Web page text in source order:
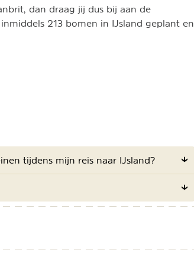
dan draag jij dus bij aan de
213 bomen in IJsland geplant en
tijdens mijn reis naar IJsland?
OP WHATSAPP